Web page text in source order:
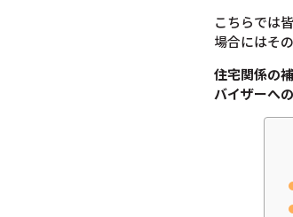
こちらでは
場合にはそ
住宅関係の
バイザーへ